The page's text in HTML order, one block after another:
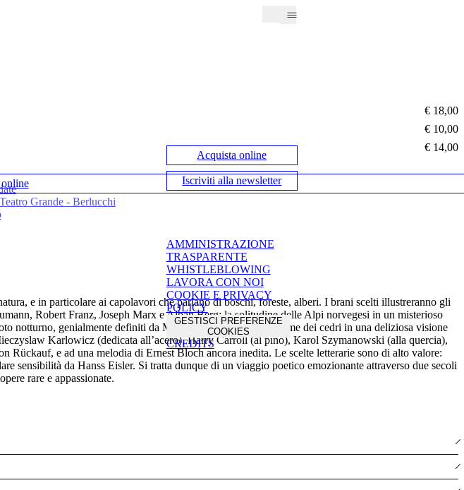
Grande - Berlucchi
Acquista online
Iscriviti alla newsletter
AMMINISTRAZIONE
TRASPARENTE
WHISTLEBLOWING
LAVORA CON NOI
COOKIE E PRIVACY
POLICY
GESTISCI PREFERENZE
COOKIES
CREDITS
€ 18,00
€ 10,00
€ 14,00
e in particolare ai capolavori che parlano di boschi, foreste, alberi. I brani scelti illustreranno gli
Robert Franz, Joseph Marx e Alban Berg; la solitudine delle Alpi norvegesi in un misterioso
notturno, genialmente definiti da Max Reger; il vento fra le cime dei cedri in una deliziosa visione
Karlowicz (dedicata all’acero), Harry Carroll (al pino), Karol Szymanowski (alla quercia),
e ad una melodia di Ernest Bloch ancora inedita. Le scelte letterarie sono di alto valore:
sensibilità da Hanss Eisler. Si tratta dunque di un viaggio poetico emozionante attraverso due secoli
rare e appassionate.